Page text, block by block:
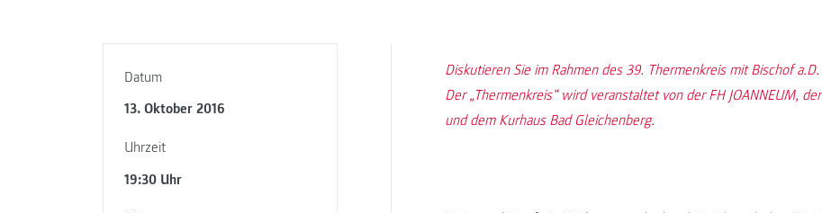
Datum
13. Oktober 2016
Uhrzeit
19:30 Uhr
Diskutieren Sie im Rahmen des 39. Thermenkreis mit Bischof
Der „Thermenkreis“ wird veranstaltet von der FH JOANNEUM,
und dem Kurhaus Bad Gleichenberg.